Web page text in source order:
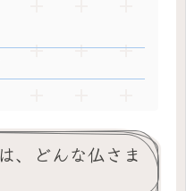
、どんな仏さま